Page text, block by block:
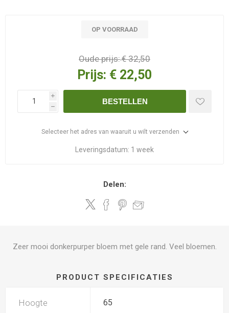
OP VOORRAAD
Oude prijs:€ 32,50
Prijs: € 22,50
i
h
BESTELLEN
Selecteer het adres van waaruit u wilt verzenden
Leveringsdatum: 1 week
Delen:
Zeer mooi donkerpurper bloem met gele rand. Veel bloemen.
PRODUCT SPECIFICATIES
Hoogte 65